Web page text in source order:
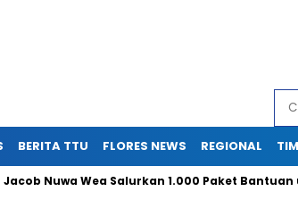
BERITA TTU FLORES NEWS REGIONAL
Wea Salurkan 1.000 Paket Bantuan untuk